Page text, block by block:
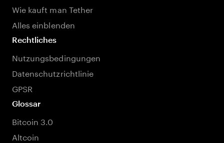
Wie kauft man Tether
Alles einblenden
Rechtliches
Nutzungsbedingungen
Datenschutzrichtlinie
GPSR
Glossar
Bitcoin 3.0
Altcoin